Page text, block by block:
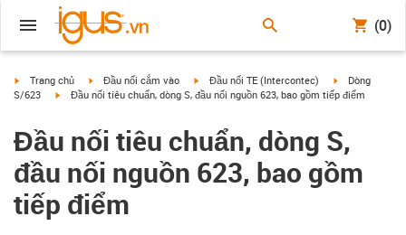
(0)
igus-icon-arrow-right
Trang chủ igus-icon-arrow-right
Đầu nối cắm vào igus-icon-arrow-right
Đầu nối TE (Intercontec) igus-icon-
Dòng
S/623
igus-icon-arrow-right
Đầu nối tiêu chuẩn, dòng S, đầu nối nguồn 623, bao gồm tiếp điểm
Đầu nối tiêu chuẩn, dòng S,
đầu nối nguồn 623, bao gồm
tiếp điểm